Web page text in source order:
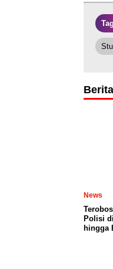
News
Polisi
hingga